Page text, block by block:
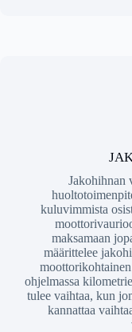
Jakohihnan
kuluvimmista
maksamaan
määrittelee
ohjelmassa
tulee vaihtaa, kun
kannattaa